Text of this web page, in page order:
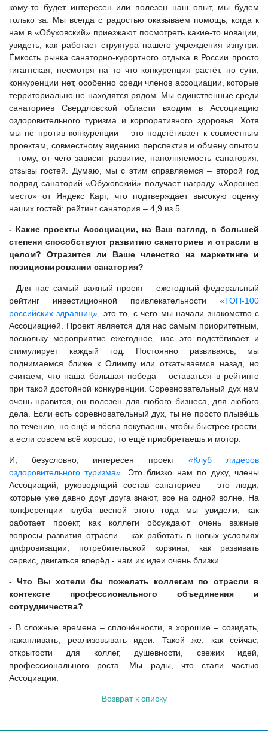
кому-то будет интересен или полезен наш опыт, мы будем
только за. Мы всегда с радостью оказываем помощь, когда к
нам в «Обуховский» приезжают посмотреть какие-то новации,
увидеть, как работает структура нашего учреждения изнутри.
Ёмкость рынка санаторно-курортного отдыха в России просто
гигантская, несмотря на то что конкуренция растёт, по сути,
конкуренции нет, особенно среди членов ассоциации, которые
территориально не находятся рядом. Мы единственные среди
санаториев Свердловской области входим в Ассоциацию
оздоровительного туризма и корпоративного здоровья. Хотя
мы не против конкуренции – это подстёгивает к совместным
проектам, совместному видению перспектив и обмену опытом
– тому, от чего зависит развитие, наполняемость санатория,
отзывы гостей. Думаю, мы с этим справляемся – второй год
подряд санаторий «Обуховский» получает награду «Хорошее
место» от Яндекс Карт, что подтверждает высокую оценку
наших гостей: рейтинг санатория – 4,9 из 5.
- Какие проекты Ассоциации, на Ваш взгляд, в большей
степени способствуют развитию санаториев и отрасли в
целом? Отразится ли Ваше членство на маркетинге и
позиционировании санатория?
- Для нас самый важный проект – ежегодный федеральный
рейтинг инвестиционной привлекательности «ТОП-100
российских здравниц» , это то, с чего мы начали знакомство с
Ассоциацией. Проект является для нас самым приоритетным,
поскольку мероприятие ежегодное, нас это подстёгивает и
стимулирует каждый год. Постоянно развиваясь, мы
поднимаемся ближе к Олимпу или откатываемся назад, но
считаем, что наша большая победа – оставаться в рейтинге
при такой достойной конкуренции. Соревновательный дух нам
очень нравится, он полезен для любого бизнеса, для любого
дела. Если есть соревновательный дух, ты не просто плывёшь
по течению, но ещё и вёсла покупаешь, чтобы быстрее грести,
а если совсем всё хорошо, то ещё приобретаешь и мотор.
И, безусловно, интересен проект«Клуб лидеров
оздоровительного туризма».
Это близко нам по духу, члены
Ассоциаций, руководящий состав санаториев – это люди,
которые уже давно друг друга знают, все на одной волне. На
конференции клуба весной этого года мы увидели, как
работает проект, как коллеги обсуждают очень важные
вопросы развития отрасли – как работать в новых условиях
цифровизации, потребительской корзины, как развивать
сервис, двигаться вперёд - нам их идеи очень близки.
- Что Вы хотели бы пожелать коллегам по отрасли в
контексте профессионального объединения и
сотрудничества?
- В сложные времена – сплочённости, в хорошие – созидать,
накапливать, реализовывать идеи. Такой же, как сейчас,
открытости для коллег, душевности, свежих идей,
профессионального роста. Мы рады, что стали частью
Ассоциации.
Возврат к списку